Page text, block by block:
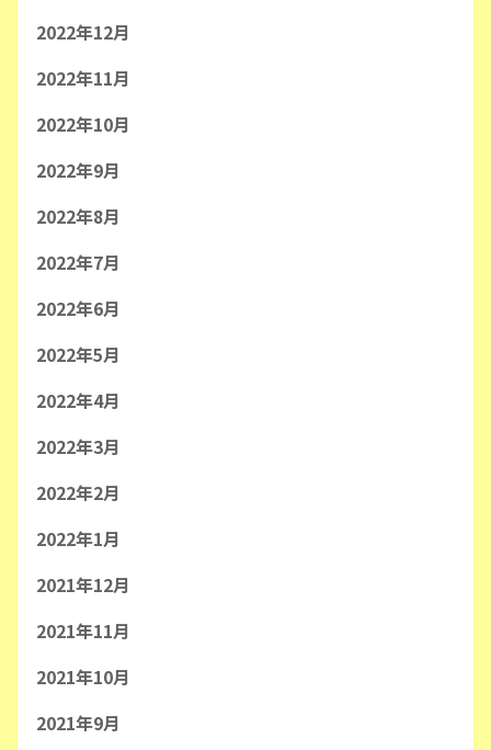
2022年12月
2022年11月
2022年10月
2022年9月
2022年8月
2022年7月
2022年6月
2022年5月
2022年4月
2022年3月
2022年2月
2022年1月
2021年12月
2021年11月
2021年10月
2021年9月